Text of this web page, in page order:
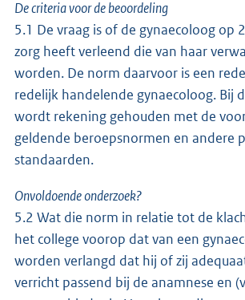
De criteria voor de beoordeling
5.1 De vraag is of de gynaecoloog op
zorg heeft verleend die van haar
worden. De norm daarvoor is een
redelijk handelende gynaecoloog. Bij
wordt rekening gehouden met de
geldende beroepsnormen en andere
standaarden.
Onvoldoende onderzoek?
5.2 Wat die norm in relatie tot de
het college voorop dat van een
worden verlangd dat hij of zij
verricht passend bij de anamnese en